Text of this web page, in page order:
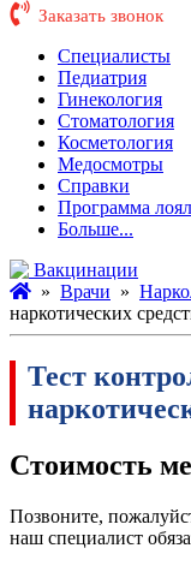
Заказать звонок
Специалисты
Педиатрия
Гинекология
Стоматология
Косметология
Медосмотры
Справки
Программа
Больше...
Вакцинации
» Врачи »
наркотических
Тест
Стоимость
Позвоните,
наш специалист